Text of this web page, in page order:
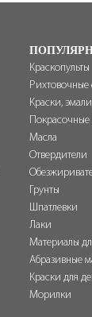
Краскопульты
Рихтовочные
Краски, эмали
Покрасочные
Масла
Отвердители
Грунты
Шпатлевки
Лаки
Материалы
Абразивные
Краски для
Морилки